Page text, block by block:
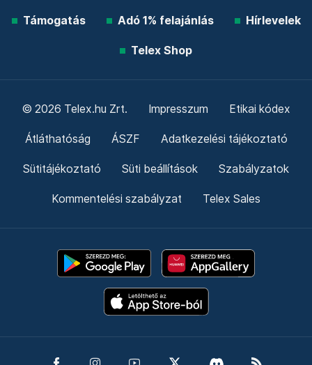
Támogatás Adó 1% felajánlás Hírlevelek
Telex Shop
© 2026 Telex.hu Zrt. Impresszum Etikai kódex
Átláthatóság ÁSZF Adatkezelési tájékoztató
Sütitájékoztató Süti beállítások Szabályzatok
Kommentelési szabályzat Telex Sales